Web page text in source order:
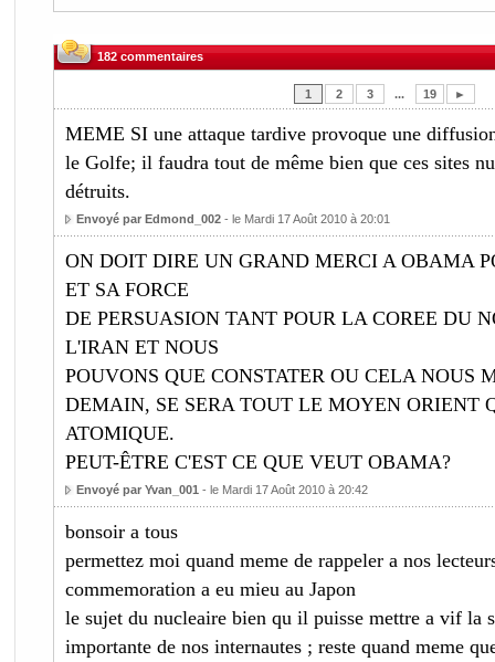
182 commentaires
1 2 3 ... 19 ►
MEME SI une attaque tardive provoque une
le Golfe; il faudra tout de même bien que ces sites
détruits.
Envoyé par Edmond_002- le Mardi 17 Août 2010 à 20:01
ON DOIT DIRE UN GRAND MERCI A OBAMA
ET SA FORCE
DE PERSUASION TANT POUR LA COREE DU
L'IRAN ET NOUS
POUVONS QUE CONSTATER OU CELA NOUS
DEMAIN, SE SERA TOUT LE MOYEN ORIENT
ATOMIQUE.
PEUT-ÊTRE C'EST CE QUE VEUT OBAMA?
Envoyé par Yvan_001 - le Mardi 17 Août 2010 à 20:42
bonsoir a tous
permettez moi quand meme de rappeler a nos
commemoration a eu mieu au Japon
le sujet du nucleaire bien qu il puisse mettre a vif la
importante de nos internautes ; reste quand meme